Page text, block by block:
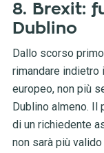
8. Brexit:
Dublino
Dallo scorso
rimandare indietro
europeo, non più
Dublino almeno.
di un richiedente
non sarà più